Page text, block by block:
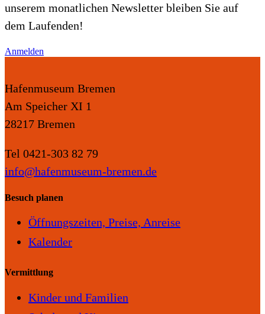
unserem monatlichen Newsletter bleiben Sie auf
dem Laufenden!
Anmelden
Hafenmuseum Bremen
Am Speicher XI 1
28217 Bremen
Tel 0421-303 82 79
info@hafenmuseum-bremen.de
Besuch planen
Öffnungszeiten, Preise, Anreise
Kalender
Vermittlung
Kinder und Familien